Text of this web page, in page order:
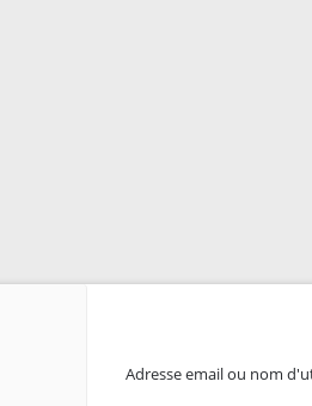
Adresse email ou nom